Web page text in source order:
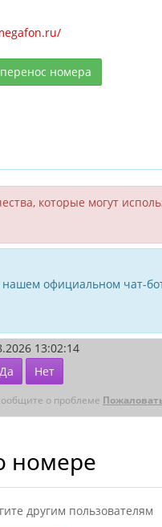
номера
кото­рые могут
официальном чат-
13:02:14
Да Нет
о проблеме
номере
другим пользователям